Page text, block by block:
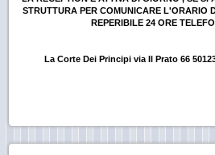
STRUTTURA PER COMUNICARE L'ORARIO
REPERIBILE 24 ORE
La Corte Dei Principi via Il Prato 66